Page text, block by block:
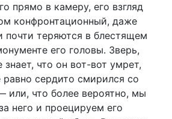
прямо в камеру, его взгляд
конфронтационный, даже
почти теряются в блестящем
его головы. Зверь,
что он вот-вот умрет,
равно сердито смирился со
или, что более вероятно, мы
него и проецируем его